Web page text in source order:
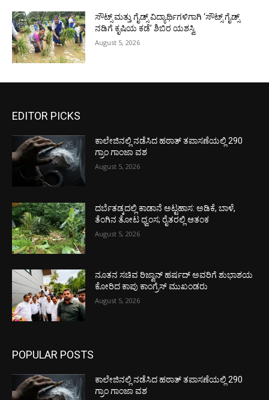
ಸೌಟ್ಸ್ ಮತ್ತು ಗೈಡ್ಸ್ ವಿದ್ಯಾರ್ಥಿಗಳಿಗಾಗಿ ‘ಸೌಟ್ಸ್ ಗೈಡ್ಸ್
ನಡಿಗೆ ಕೃಷಿಯ ಕಡೆ’ ಶಿಬಿರ ಯಶಸ್ವಿ
August 5, 2026
EDITOR PICKS
ಕಾಲೇಜಿನಲ್ಲಿ ನಡೆಸಿದ ಹಠಾತ್ ತಪಾಸಣೆಯಲ್ಲಿ 290
ಗ್ರಾಂ ಗಾಂಜಾ ವಶ
August 5, 2026
ದರ್ಬೆತಡ್ಕದಲ್ಲಿ ಕಾಡಾನೆ ಅಟ್ಟಹಾಸ: ಅಡಿಕೆ, ಬಾಳೆ,
ತೆಂಗಿನ ತೋಟ ಧ್ವಂಸ; ರೈತರಲ್ಲಿ ಆತಂಕ
August 5, 2026
ನೂತನ ಸಚಿವ ರಿಜ್ವಾನ್ ಹರ್ಷದ್ ಅವರಿಗೆ ಶುಭಾಶಯ
ಕೋರಿದ ಕಾಪು ಕಾಂಗ್ರೆಸ್ ಮುಖಂಡರು
August 5, 2026
POPULAR POSTS
ಕಾಲೇಜಿನಲ್ಲಿ ನಡೆಸಿದ ಹಠಾತ್ ತಪಾಸಣೆಯಲ್ಲಿ 290
ಗ್ರಾಂ ಗಾಂಜಾ ವಶ